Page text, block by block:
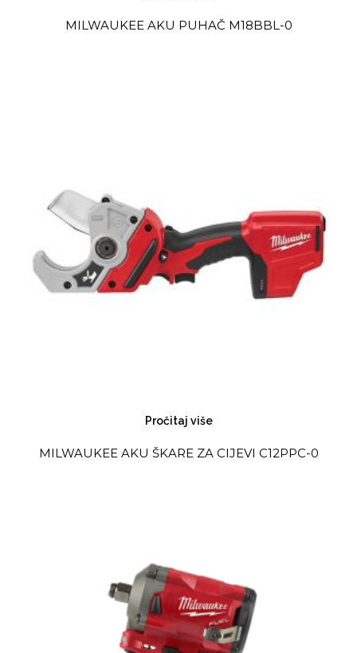
MILWAUKEE AKU PUHAČ M18BBL-0
Pročitaj više
MILWAUKEE AKU ŠKARE ZA CIJEVI C12PPC-0